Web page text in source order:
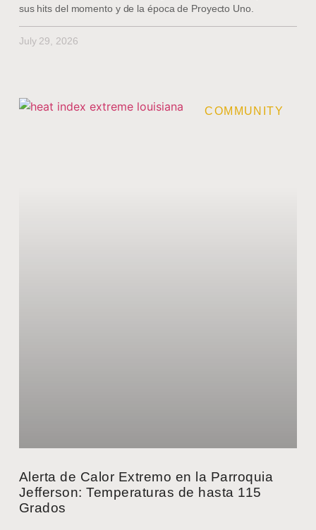
sus hits del momento y de la época de Proyecto Uno.
July 29, 2026
COMMUNITY
Alerta de Calor Extremo en la Parroquia
Jefferson: Temperaturas de hasta 115
Grados